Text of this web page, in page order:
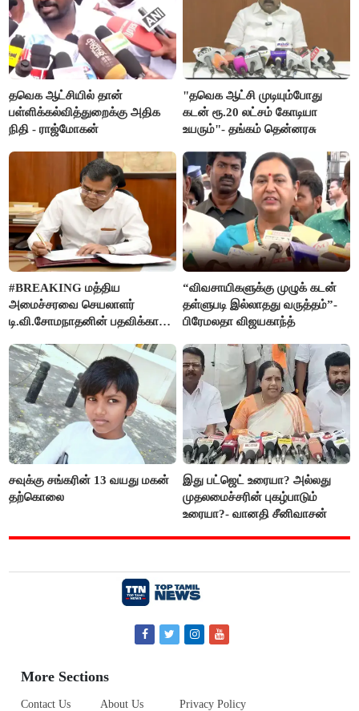
தவெக ஆட்சியில் தான்
பள்ளிக்கல்வித்துறைக்கு அதிக
நிதி - ராஜ்மோகன்
"தவெக ஆட்சி முடியும்போது
கடன் ரூ.20 லட்சம் கோடியா
உயரும்"- தங்கம் தென்னரசு
#BREAKING மத்திய
அமைச்சரவை செயலாளர்
டி.வி.சோமநாதனின் பதவிக்காலம்
“விவசாயிகளுக்கு முழுக் கடன்
தள்ளுபடி இல்லாதது வருத்தம்”-
பிரேமலதா விஜயகாந்த்
சவுக்கு சங்கரின் 13 வயது மகன்
தற்கொலை
இது பட்ஜெட் உரையா? அல்லது
முதலமைச்சரின் புகழ்பாடும்
உரையா?- வானதி சீனிவாசன்
More Sections
Contact Us About Us Privacy Policy